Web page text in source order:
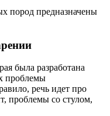
пород предназначены
была разработана
проблемы
речь идет про
проблемы со стулом,